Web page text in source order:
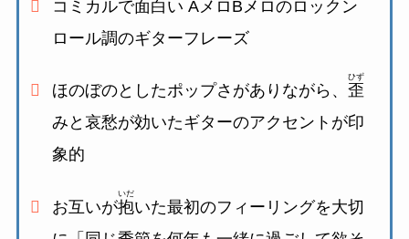
コミカルで面白い AメロBメロのロックン
ロール調のギターフレーズ
ほのぼのとしたポップさがありながら、 歪
ひず
みと哀愁が効いたギターのアクセントが印
象的
お互いが抱
いだ
いた最初のフィーリングを大切